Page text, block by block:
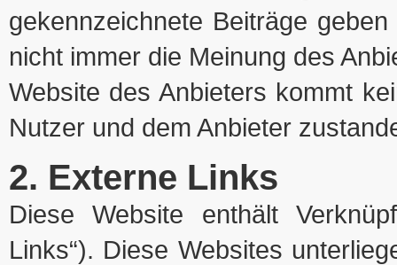
gekennzeichnete Beiträge
nicht immer die Meinung des
Website des Anbieters kommt
Nutzer und dem Anbieter
2. Externe Links
Diese Website enthält
Links“). Diese Websites